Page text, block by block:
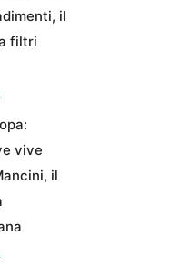
il
filtri
vive
il